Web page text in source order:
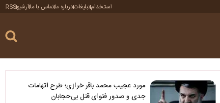
استخدامتبلیغاتدرباره ماتماس با ماآرشیوRSS
مورد عجیب محمد باقر خرازی؛ طرح اتهامات
جدی و صدور فتوای قتل بی‌حجابان